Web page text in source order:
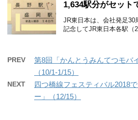
1,634駅分がセット
JR東日本は、会社発足30
記念してJR東日本各駅（
PREV
第8回「かんとうみんてつモバ
（10/1-1/15）
NEXT
四つ橋線フェスティバル2018
ー」（12/15）